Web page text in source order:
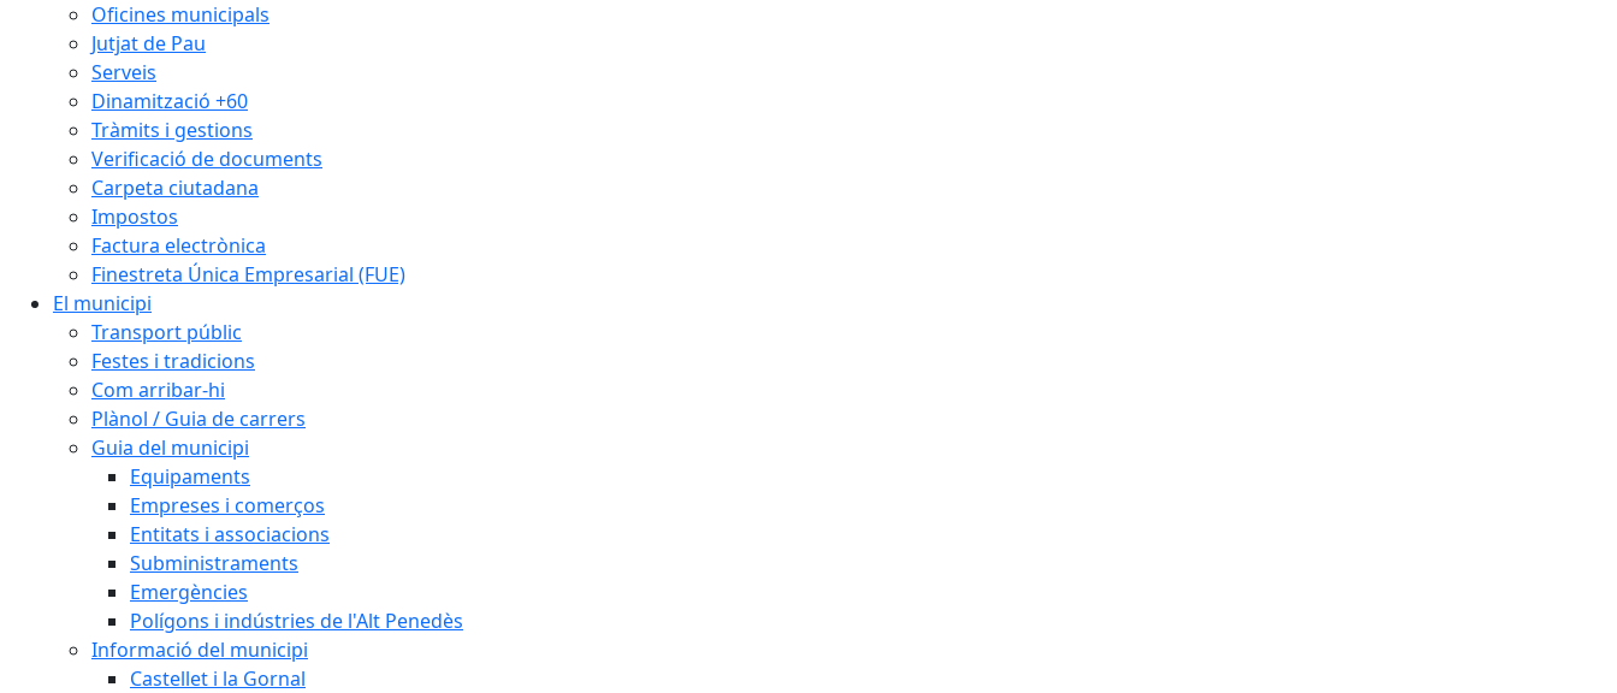
Oficines municipals
Jutjat de Pau
Serveis
Dinamització +60
Tràmits i gestions
Verificació de documents
Carpeta ciutadana
Impostos
Factura electrònica
Finestreta Única Empresarial (FUE)
El municipi
Transport públic
Festes i tradicions
Com arribar-hi
Plànol / Guia de carrers
Guia del municipi
Equipaments
Empreses i comerços
Entitats i associacions
Subministraments
Emergències
Polígons i indústries de l'Alt Penedès
Informació del municipi
Castellet i la Gornal